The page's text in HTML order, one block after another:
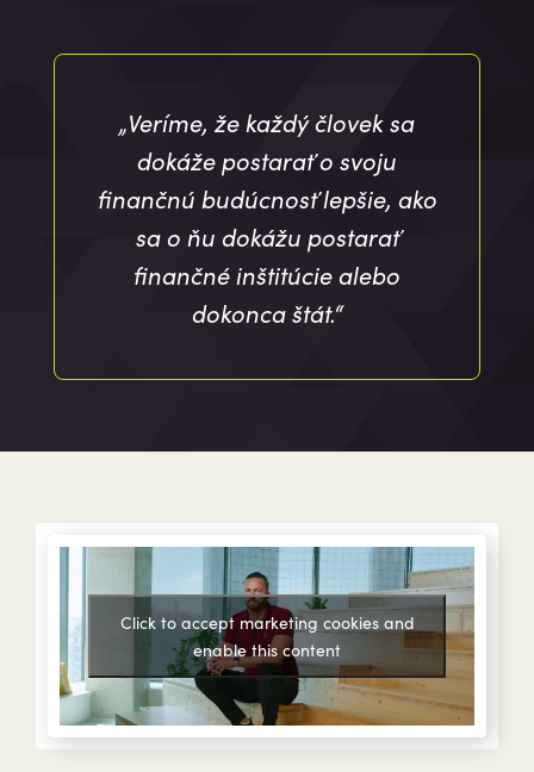
„Veríme, že každý človek sa
dokáže postarať o svoju
finančnú budúcnosť lepšie, ako
sa o ňu dokážu postarať
finančné inštitúcie alebo
dokonca štát.“
Click to accept marketing cookies and
enable this content